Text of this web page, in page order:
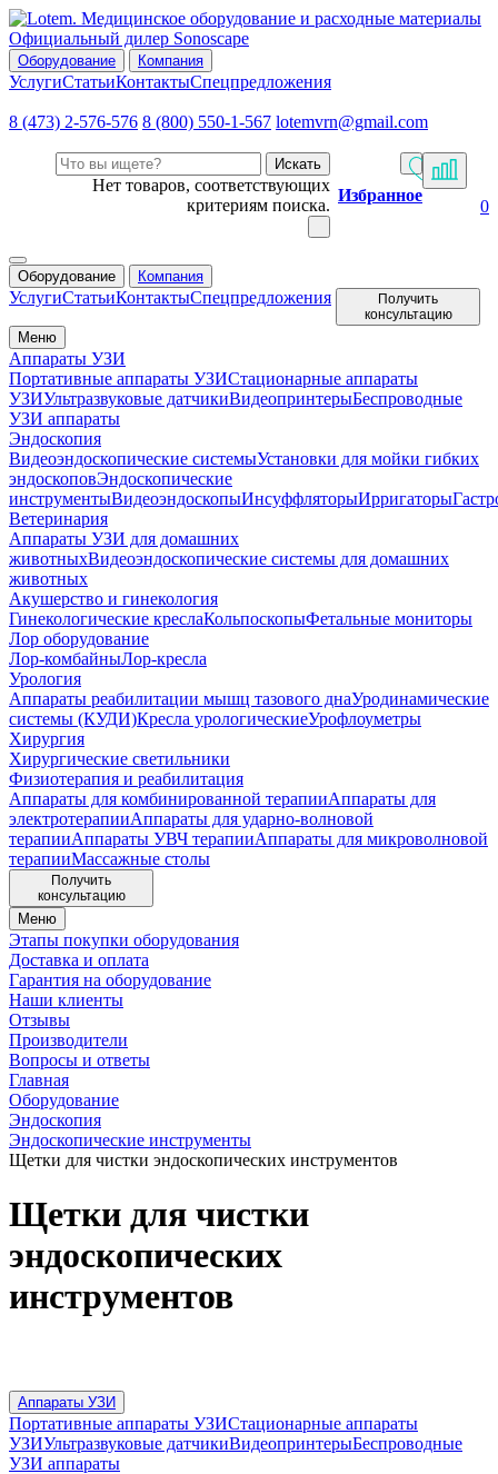
Официальный дилер Sonoscape
Оборудование Компания
УслугиСтатьиКонтактыСпецпредложения
8 (473) 2-576-576 8 (800) 550-1-567 lotemvrn@gmail.com
Искать
Нет товаров, соответствующих
критериям поиска.
Избранное
0
Оборудование Компания
УслугиСтатьиКонтактыСпецпредложения
Получить
консультацию
Меню
Аппараты УЗИ
Портативные аппараты УЗИСтационарные аппараты
УЗИУльтразвуковые датчикиВидеопринтерыБеспроводные
УЗИ аппараты
Эндоскопия
Видеоэндоскопические системыУстановки для мойки гибких
эндоскоповЭндоскопические
инструментыВидеоэндоскопыИнсуффляторыИрригаторы
Ветеринария
Аппараты УЗИ для домашних
животныхВидеоэндоскопические системы для домашних
животных
Акушерство и гинекология
Гинекологические креслаКольпоскопыФетальные мониторы
Лор оборудование
Лор-комбайныЛор-кресла
Урология
Аппараты реабилитации мышц тазового днаУродинамические
системы (КУДИ)Кресла урологическиеУрофлоуметры
Хирургия
Хирургические светильники
Физиотерапия и реабилитация
Аппараты для комбинированной терапииАппараты для
электротерапииАппараты для ударно-волновой
терапииАппараты УВЧ терапииАппараты для микроволновой
терапииМассажные столы
Получить
консультацию
Меню
Этапы покупки оборудования
Доставка и оплата
Гарантия на оборудование
Наши клиенты
Отзывы
Производители
Вопросы и ответы
Главная
Оборудование
Эндоскопия
Эндоскопические инструменты
Щетки для чистки эндоскопических инструментов
Щетки для чистки
эндоскопических
инструментов
Аппараты УЗИ
Портативные аппараты УЗИСтационарные аппараты
УЗИУльтразвуковые датчикиВидеопринтерыБеспроводные
УЗИ аппараты